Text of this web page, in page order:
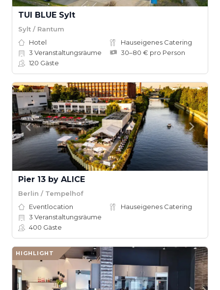
TUI BLUE Sylt
Sylt / Rantum
Hotel
Hauseigenes Catering
3 Veranstaltungsräume
30–80 € pro Person
120 Gäste
Pier 13 by ALICE
Berlin / Tempelhof
Eventlocation
Hauseigenes Catering
3 Veranstaltungsräume
400 Gäste
HIGHLIGHT